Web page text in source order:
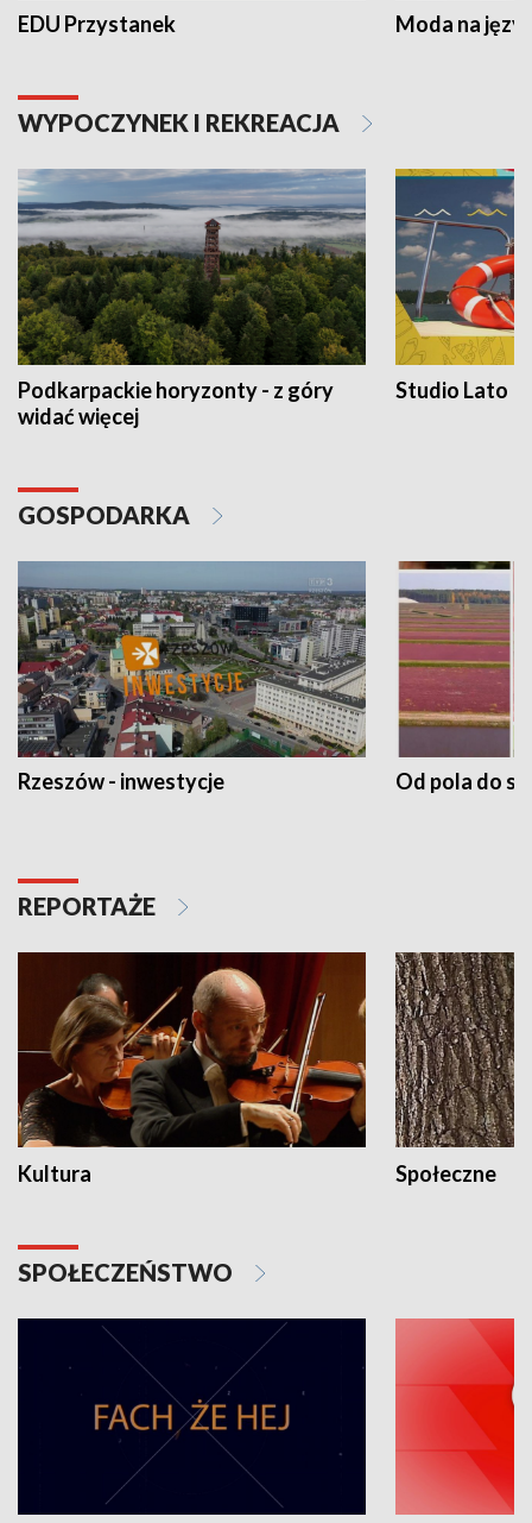
EDU Przystanek Moda na
WYPOCZYNEK I REKREACJA
Podkarpackie horyzonty - z góry
widać więcej
Studio Lato
GOSPODARKA
Rzeszów - inwestycje Od pola do
REPORTAŻE
Kultura Społeczne
SPOŁECZEŃSTWO